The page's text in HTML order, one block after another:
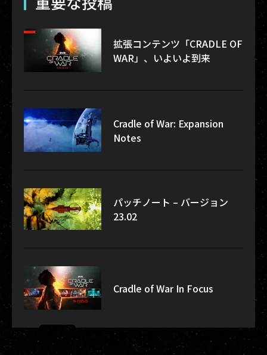
拡張コンテンツ「CRADLE OF
WAR」、いよいよ到来
Cradle of War: Expansion
Notes
パッチノート – バージョン
23.02
Cradle of War In Focus